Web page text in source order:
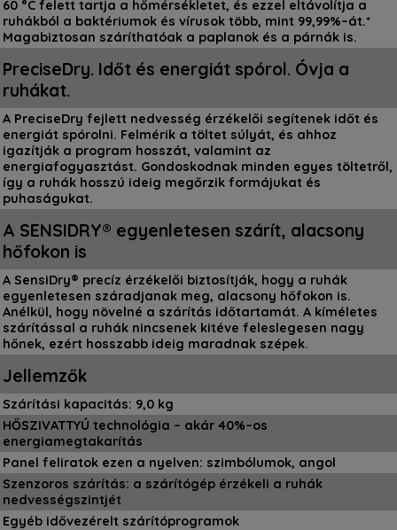
60 °C felett tartja a hőmérsékletet, és ezzel eltávolítja a
ruhákból a baktériumok és vírusok több, mint 99,99%–át.*
Magabiztosan száríthatóak a paplanok és a párnák is.
PreciseDry. Időt és energiát spórol. Óvja a
ruhákat.
A PreciseDry fejlett nedvesség érzékelői segítenek időt és
energiát spórolni. Felmérik a töltet súlyát, és ahhoz
igazítják a program hosszát, valamint az
energiafogyasztást. Gondoskodnak minden egyes töltetről,
így a ruhák hosszú ideig megőrzik formájukat és
puhaságukat.
A SENSIDRY® egyenletesen szárít, alacsony
hőfokon is
A SensiDry® precíz érzékelői biztosítják, hogy a ruhák
egyenletesen száradjanak meg, alacsony hőfokon is.
Anélkül, hogy növelné a szárítás időtartamát. A kíméletes
szárítással a ruhák nincsenek kitéve feleslegesen nagy
hőnek, ezért hosszabb ideig maradnak szépek.
Jellemzők
Szárítási kapacitás: 9,0 kg
HŐSZIVATTYÚ technológia – akár 40%–os
energiamegtakarítás
Panel feliratok ezen a nyelven: szimbólumok, angol
Szenzoros szárítás: a szárítógép érzékeli a ruhák
nedvességszintjét
Egyéb idővezérelt szárítóprogramok